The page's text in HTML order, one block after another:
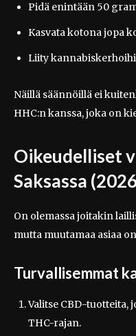
Pidä enintään 50
Kasvata kotona jopa
Liity
Näillä säännöillä ei
HHC:n kanssa, joka on
Oikeudelliset
Saksassa
On olemassa joitakin
mutta muutamaa asiaa
Turvallisemmat
Valitse CBD-tuotteita,
THC-rajan.